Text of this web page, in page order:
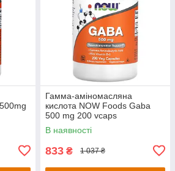
Гамма-аміномасляна
кислота NOW Foods Gaba
500 mg 200 vcaps
В наявності
833 ₴ 1 037 ₴